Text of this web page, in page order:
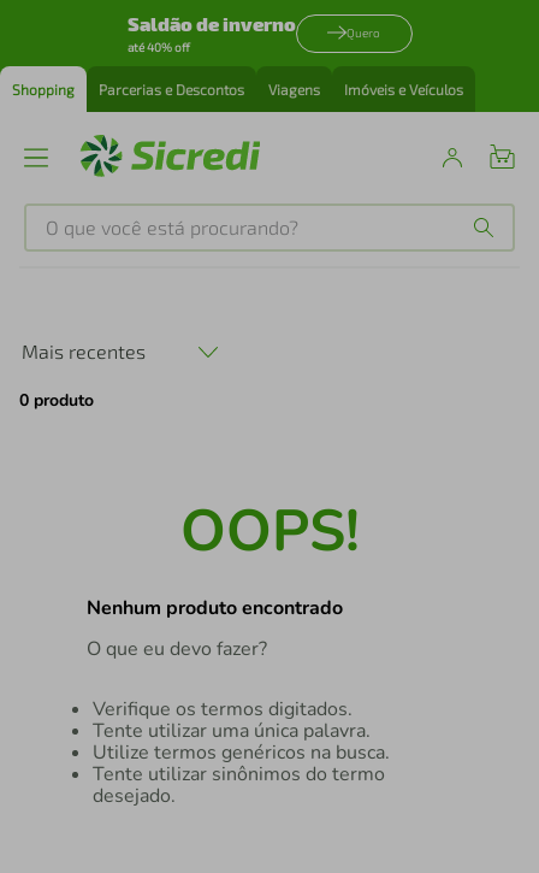
Saldão de inverno
até 40% off
Quero
Shopping Parcerias e Descontos Viagens Imóveis e Veículos
O que você está procurando?
Mais recentes
0 produto
OOPS!
Nenhum produto encontrado
O que eu devo fazer?
Verifique os termos digitados.
Tente utilizar uma única palavra.
Utilize termos genéricos na busca.
Tente utilizar sinônimos do termo
desejado.
2º
iphone